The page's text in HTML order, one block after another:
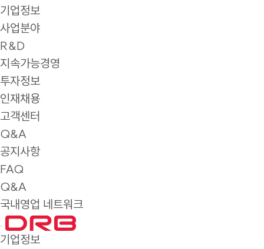
기업정보
사업분야
R&D
지속가능경영
투자정보
인재채용
고객센터
Q&A
공지사항
FAQ
Q&A
국내영업 네트워크
기업정보